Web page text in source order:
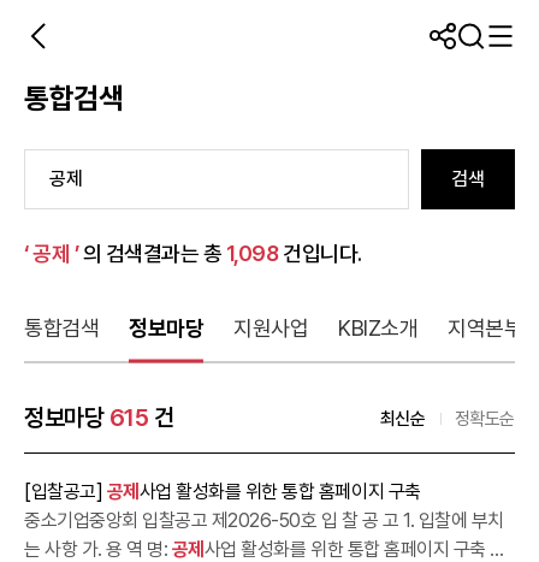
통합검색
검색
‘ 공제 ’의 검색결과는 총 1,098 건입니다.
통합검색 정보마당 지원사업 KBIZ소개 지역본부
정보마당 615 건 최신순 정확도순
[입찰공고] 공제 사업 활성화를 위한 통합 홈페이지 구축
중소기업중앙회 입찰공고 제2026-50호 입 찰 공 고 1. 입찰에 부치
는 사항 가. 용 역 명: 공제 사업 활성화를 위한 통합 홈페이지 구축 나.